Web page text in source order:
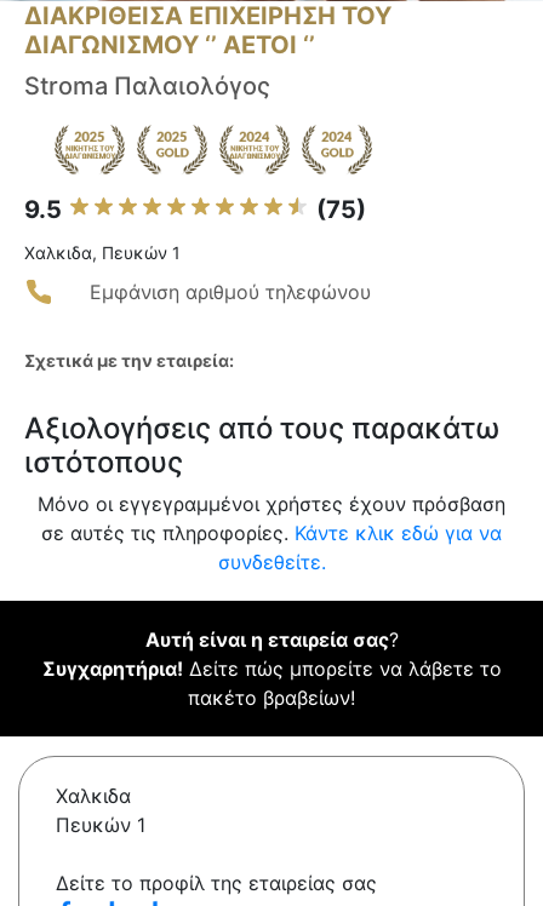
ΔΙΑΚΡΙΘΕΙΣΑ ΕΠΙΧΕΙΡΗΣΗ ΤΟΥ
ΔΙΑΓΩΝΙΣΜΟΥ ‘’ ΑΕΤΟΙ ‘’
Stroma Παλαιολόγος
9.5 (75)
Χαλκιδα, Πευκών 1
Εμφάνιση αριθμού τηλεφώνου
Σχετικά με την εταιρεία:
Αξιολογήσεις από τους παρακάτω
ιστότοπους
Μόνο οι εγγεγραμμένοι χρήστες έχουν πρόσβαση
σε αυτές τις πληροφορίες. Κάντε κλικ εδώ για να
συνδεθείτε.
Αυτή είναι η εταιρεία σας?
Συγχαρητήρια! Δείτε πώς μπορείτε να λάβετε το
πακέτο βραβείων!
Χαλκιδα
Πευκών 1
Δείτε το προφίλ της εταιρείας σας